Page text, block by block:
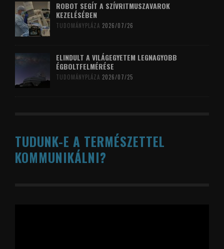
ROBOT SEGÍT A SZÍVRITMUSZAVAROK
KEZELÉSÉBEN
TUDOMÁNYPLÁZA 2026/07/26
ELINDULT A VILÁGEGYETEM LEGNAGYOBB
ÉGBOLTFELMÉRÉSE
TUDOMÁNYPLÁZA 2026/07/25
TUDUNK-E A TERMÉSZETTEL
KOMMUNIKÁLNI?